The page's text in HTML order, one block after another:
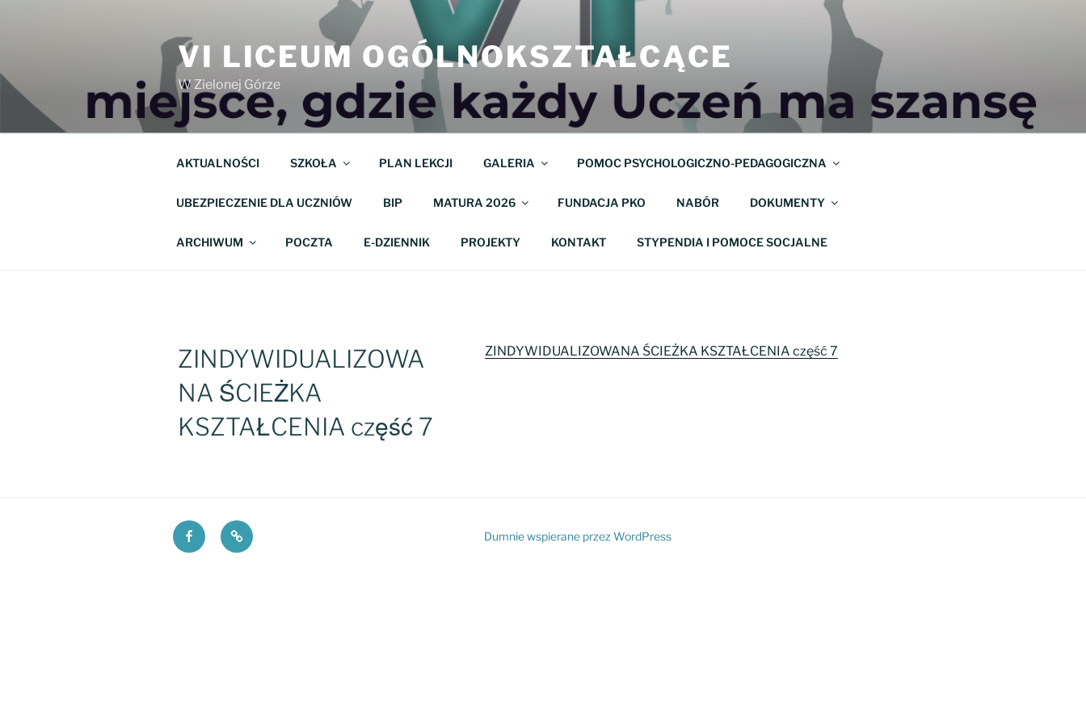
VI LICEUM OGÓLNOKSZTAŁCĄCE
W Zielonej Górze
AKTUALNOŚCI SZKOŁA PLAN LEKCJI GALERIA POMOC PSYCHOLOGICZNO-PEDAGOGICZNA
UBEZPIECZENIE DLA UCZNIÓW BIP MATURA 2026 FUNDACJA PKO NABÓR DOKUMENTY
ARCHIWUM POCZTA E-DZIENNIK PROJEKTY KONTAKT STYPENDIA I POMOCE SOCJALNE
ZINDYWIDUALIZOWA
NA ŚCIEŻKA
KSZTAŁCENIA część 7
ZINDYWIDUALIZOWANA ŚCIEŻKA KSZTAŁCENIA część 7
Facebook
VI
Fundacja
PKO
Dumnie wspierane przez WordPress